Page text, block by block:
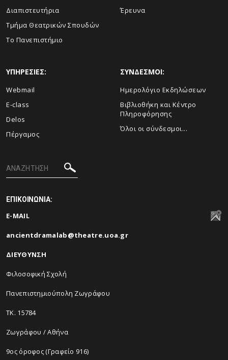
Διαπιστευτήρια
Τμήμα Θεατρικών Σπουδών
Το Πανεπιστήμιο
Έρευνα
ΥΠΗΡΕΣΙΕΣ:
Webmail
E-class
Delos
Πέργαμος
ΣΥΝΔΕΣΜΟΙ:
Ημερολόγιο Εκδηλώσεων
Βιβλιοθήκη και Κέντρο
Πληροφόρησης
Όλοι οι σύνδεσμοι...
ΕΠΙΚΟΙΝΩΝΙΑ:
E-MAIL
ancientdramalab@theatre.uoa.gr
ΔΙΕΥΘΥΝΣΗ
Φιλοσοφική Σχολή
Πανεπιστημιούπολη Ζωγράφου
ΤΚ. 15784
Ζωγράφου / Αθήνα
9ος όροφος (Γραφείο 916)